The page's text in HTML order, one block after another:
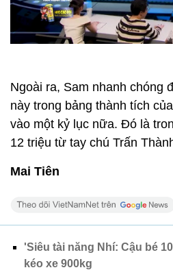
Ngoài ra, Sam nhanh chóng
này trong bảng thành tích
vào một kỷ lục nữa. Đó là
12 triệu từ tay chú Trấn
Mai Tiên
'Siêu tài năng Nhí: Cậu bé
kéo xe 900kg